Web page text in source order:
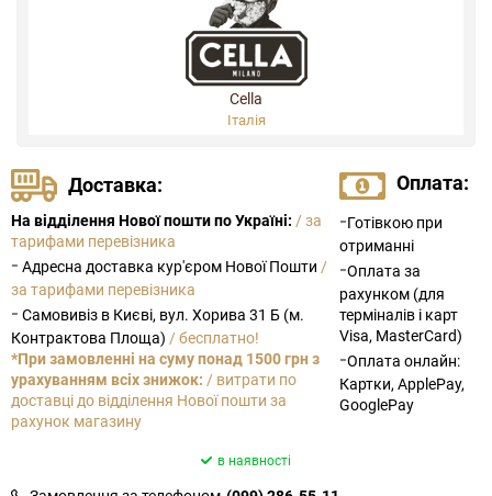
Cella
Італія
Доставка:
На відділення Нової пошти по Україні: / за
тарифами перевізника
- Адресна доставка кур'єром Нової Пошти /
за тарифами перевізника
- Самовивіз в Києві, вул. Хорива 31 Б (м.
Контрактова Площа) / бесплатно!
*При замовленні на суму понад 1500 грн з
урахуванням всіх знижок: / витрати по
доставці до відділення Нової пошти за
рахунок магазину
Оплата:
-Готівкою при
отриманні
-Оплата за
рахунком (для
терміналів і карт
Visa, MasterCard)
-Оплата онлайн:
Картки, ApplePay,
GooglePay
в наявності